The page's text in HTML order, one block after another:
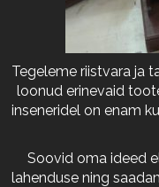
Tegeleme riistvara ja
loonud erinevaid
inseneridel on enam
Soovid oma ideed
lahenduse ning